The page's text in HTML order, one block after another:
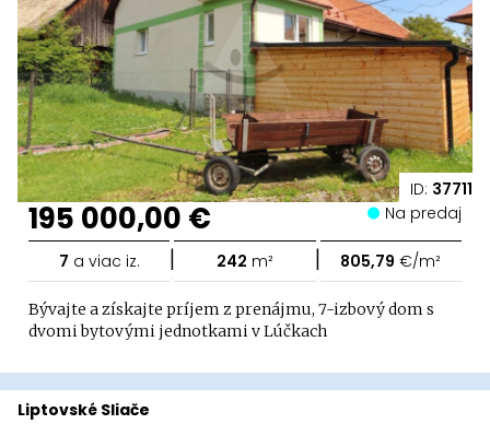
ID: 37711
195 000,00 € Na predaj
7 a viac iz. | 242 m² | 805,79 €/m²
Bývajte a získajte príjem z prenájmu, 7-izbový dom s
dvomi bytovými jednotkami v Lúčkach
Liptovské Sliače